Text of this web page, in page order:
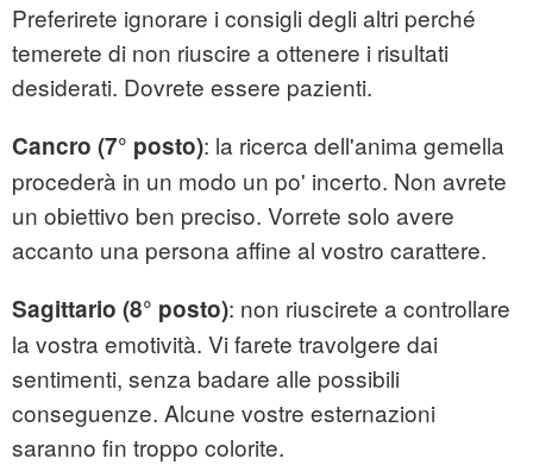
Preferirete ignorare i consigli degli altri perché
temerete di non riuscire a ottenere i risultati
desiderati. Dovrete essere pazienti.
Cancro (7° posto): la ricerca dell'anima gemella
procederà in un modo un po' incerto. Non avrete
un obiettivo ben preciso. Vorrete solo avere
accanto una persona affine al vostro carattere.
Sagittario (8° posto): non riuscirete a controllare
la vostra emotività. Vi farete travolgere dai
sentimenti, senza badare alle possibili
conseguenze. Alcune vostre esternazioni
saranno fin troppo colorite.